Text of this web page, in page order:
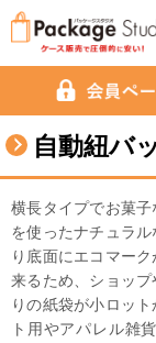
自動紐バ
横長タイプでお菓
を使ったナチュラ
り底面にエコマー
来るため、ショッ
りの紙袋が小ロッ
ト用やアパレル雑